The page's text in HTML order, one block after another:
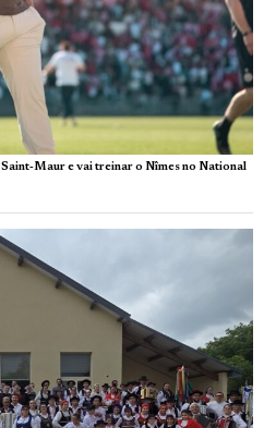
e vai treinar o Nîmes no National